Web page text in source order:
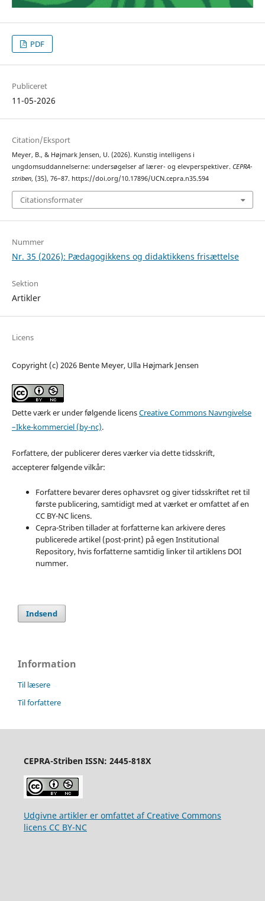
PDF
Publiceret
11-05-2026
Citation/Eksport
Meyer, B., & Højmark Jensen, U. (2026). Kunstig intelligens i
ungdomsuddannelserne: undersøgelser af lærer- og elevperspektiver. CEPRA-
striben, (35), 76–87. https://doi.org/10.17896/UCN.cepra.n35.594
Citationsformater
Nummer
Nr. 35 (2026): Pædagogikkens og didaktikkens frisættelse
Sektion
Artikler
Licens
Copyright (c) 2026 Bente Meyer, Ulla Højmark Jensen
Dette værk er under følgende licensCreative Commons Navngivelse
–Ikke-kommerciel (by-nc).
Forfattere, der publicerer deres værker via dette tidsskrift,
accepterer følgende vilkår:
Forfattere bevarer deres ophavsret og giver tidsskriftet ret til
første publicering, samtidigt med at værket er omfattet af en
CC BY-NC licens.
Cepra-Striben tillader at forfatterne kan arkivere deres
publicerede artikel (post-print) på egen Institutional
Repository, hvis forfatterne samtidig linker til artiklens DOI
nummer.
Indsend
Information
Til læsere
Til forfattere
CEPRA-Striben ISSN: 2445-818X
Udgivne artikler er omfattet af Creative Commons
licens CC BY-NC